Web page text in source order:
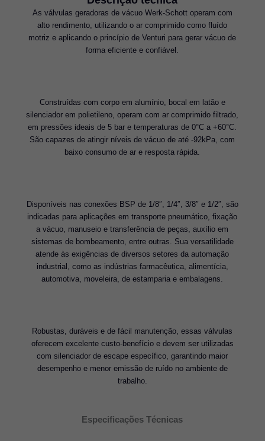
As válvulas geradoras de vácuo Werk-Schott operam com
alto rendimento, utilizando o ar comprimido como fluído
motriz e aplicando o princípio de Venturi para gerar vácuo de
forma eficiente e confiável.
Construídas com corpo em alumínio, bocal em latão e
silenciador em polietileno, operam com ar comprimido filtrado,
em pressões ideais de 5 bar e temperaturas de 0°C a +60°C.
São capazes de atingir níveis de vácuo de até -92kPa, com
baixo consumo de ar e resposta rápida.
Disponíveis nas conexões BSP de 1/8″, 1/4″, 3/8″ e 1/2″, são
indicadas para aplicações em transporte pneumático, fixação
a vácuo, manuseio e transferência de peças, auxílio em
sistemas de bombeamento, entre outras. Sua versatilidade
atende às exigências de diversos setores da automação
industrial, como as indústrias farmacêutica, alimentícia,
automotiva, moveleira, de estamparia e embalagens.
Robustas, duráveis e de fácil manutenção, essas válvulas
oferecem excelente custo-benefício e devem ser utilizadas
com silenciador de escape específico, garantindo maior
desempenho e menor emissão de ruído no ambiente de
trabalho.
Especificações Técnicas